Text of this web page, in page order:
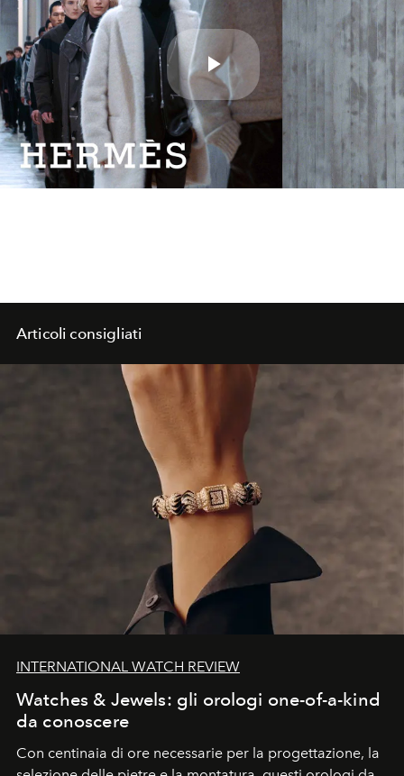
Play
Video
Articoli consigliati
INTERNATIONAL WATCH REVIEW
Watches & Jewels: gli orologi one-of-a-kind
da conoscere
Con centinaia di ore necessarie per la progettazione, la